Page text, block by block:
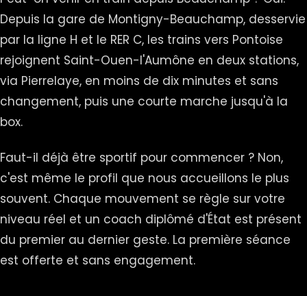
Depuis la gare de Montigny-Beauchamp, desservie
par la ligne H et le RER C, les trains vers Pontoise
rejoignent Saint-Ouen-l'Aumône en deux stations,
via Pierrelaye, en moins de dix minutes et sans
changement, puis une courte marche jusqu'à la
box.
Faut-il déjà être sportif pour commencer ? Non,
c'est même le profil que nous accueillons le plus
souvent. Chaque mouvement se règle sur votre
niveau réel et un coach diplômé d'État est présent
du premier au dernier geste. La première séance
est offerte et sans engagement.